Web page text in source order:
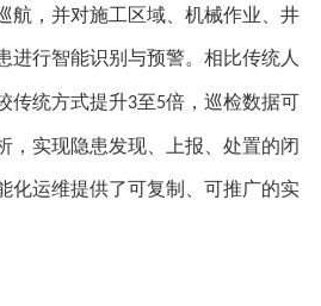
航，并对施工区域、机械作业、井
进行智能识别与预警。相比传统人
传统方式提升3至5倍，巡检数据可
，实现隐患发现、上报、处置的闭
化运维提供了可复制、可推广的实